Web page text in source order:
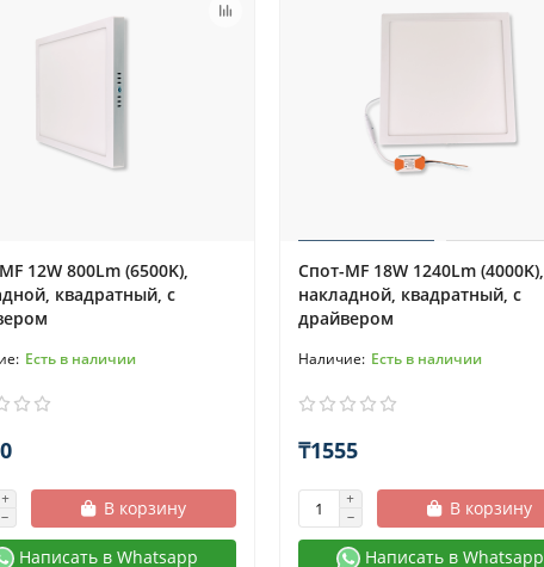
12W 800Lm (6500K),
квадратный, с
Есть в наличии
В корзину
Написать в Whatsapp
Спот-MF 18W 1240Lm (4000K),
накладной, квадратный, с
драйвером
Есть в наличии
₸1555
В корзину
Написать в Whatsapp